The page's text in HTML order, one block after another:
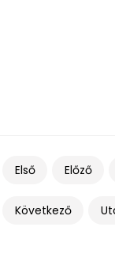
Első Előző
Következő